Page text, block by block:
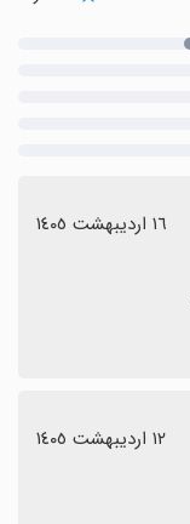
١٦ اردیبهشت ١٤٠٥
١٢ اردیبهشت ١٤٠٥